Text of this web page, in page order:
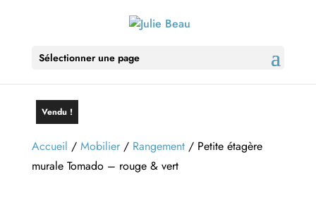
Sélectionner une page
Vendu !
Accueil / Mobilier/ Rangement/ Petite étagère
murale Tomado – rouge & vert